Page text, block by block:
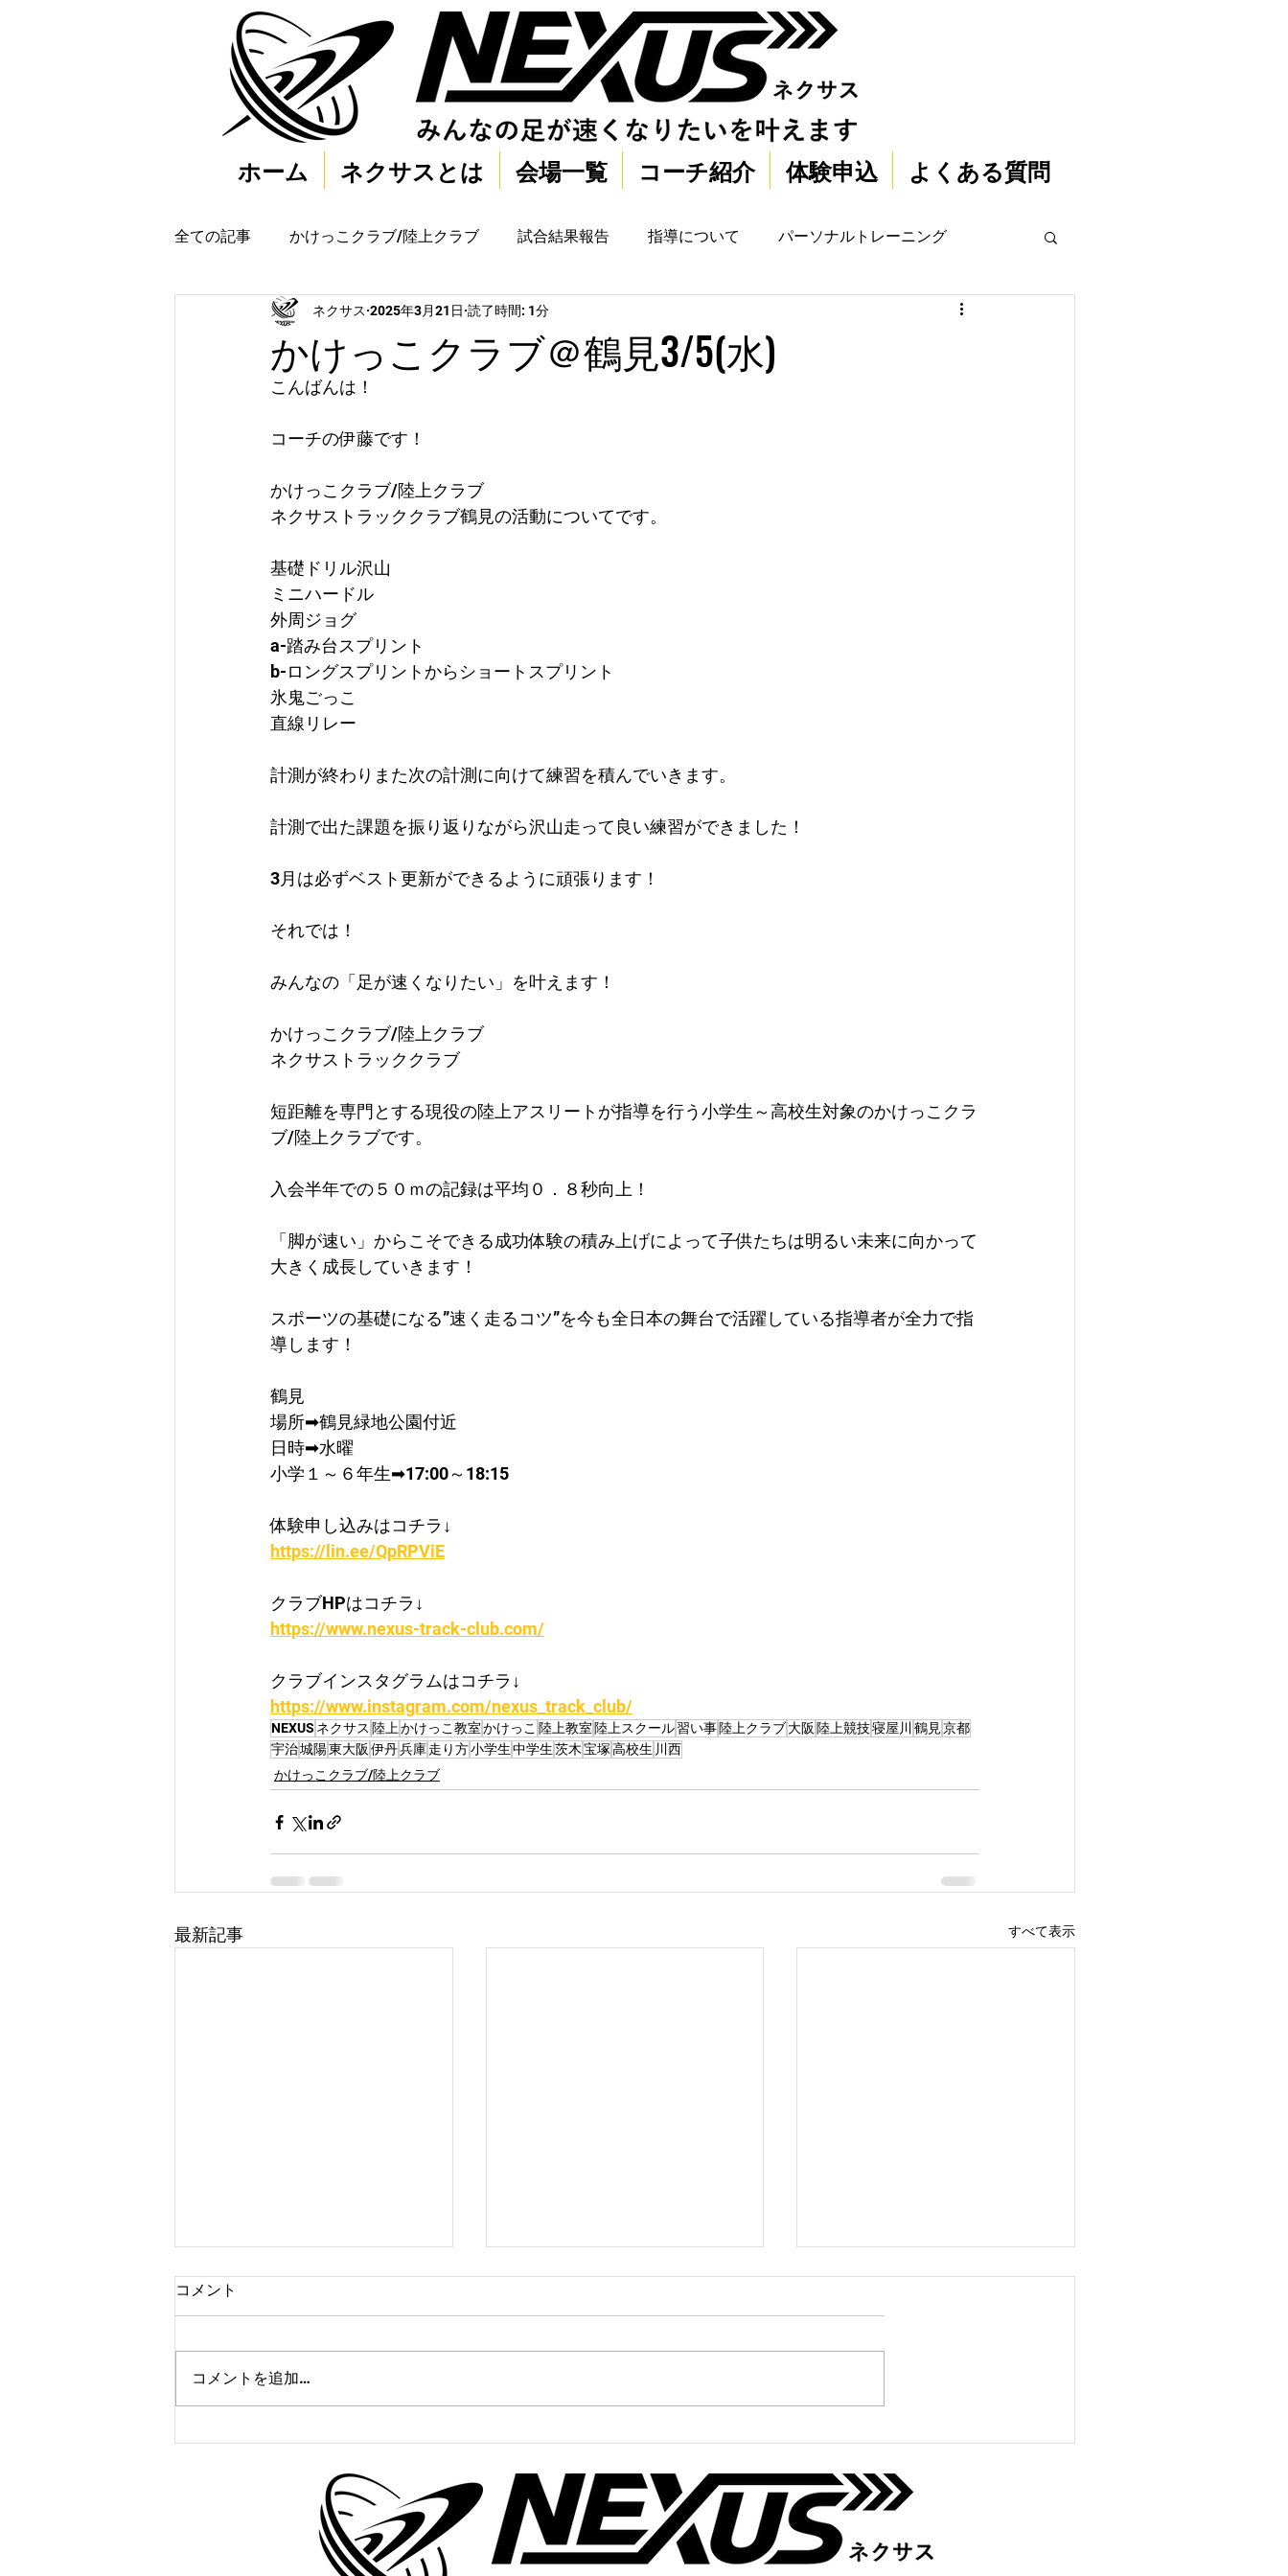
ホーム ネクサスとは 会場一覧 コーチ紹介 体験申込 よくある質問
全ての記事 かけっこクラブ/陸上クラブ 試合結果報告 指導について パーソナルトレーニング
かけっこクラブ＠鶴見3/5(水)
ネクサス 2025年3月21日 読了時間: 1分
こんばんは！
コーチの伊藤です！
かけっこクラブ/陸上クラブ
ネクサストラッククラブ鶴見の活動についてです。
基礎ドリル沢山
ミニハードル
外周ジョグ
a-踏み台スプリント
b-ロングスプリントからショートスプリント
氷鬼ごっこ
直線リレー
計測が終わりまた次の計測に向けて練習を積んでいきます。
計測で出た課題を振り返りながら沢山走って良い練習ができました！
3月は必ずベスト更新ができるように頑張ります！
それでは！
みんなの「足が速くなりたい」を叶えます！
かけっこクラブ/陸上クラブ
ネクサストラッククラブ
短距離を専門とする現役の陸上アスリートが指導を行う小学生～高校生対象のかけっこクラ
ブ/陸上クラブです。
入会半年での５０ｍの記録は平均０．８秒向上！​
「脚が速い」からこそできる成功体験の積み上げによって子供たちは明るい未来に向かって
大きく成長していきます！
スポーツの基礎になる”速く走るコツ”を今も全日本の舞台で活躍している指導者が​全力で指
導します！
鶴見
場所➡鶴見緑地公園付近
日時➡水曜
小学１～６年生➡17:00～18:15
体験申し込みはコチラ↓
https://lin.ee/QpRPViE
クラブHPはコチラ↓
https://www.nexus-track-club.com/
クラブインスタグラムはコチラ↓
https://www.instagram.com/nexus_track_club/
NEXUS ネクサス 陸上かけっこ教室かけっこ 陸上教室 陸上スクール習い事陸上クラブ大阪 陸上競技寝屋川 鶴見京都
宇治城陽東大阪 伊丹兵庫走り方小学生中学生茨木宝塚高校生 川西
かけっこクラブ/陸上クラブ
最新記事 すべて表示
かけっこクラブ＠寝屋川
かけっこクラブ＠宇治城陽
コメント
コメントを追加…